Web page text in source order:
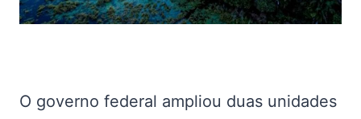
O governo federal ampliou duas unidades